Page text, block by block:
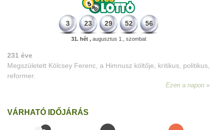
3 23 29 52 56
31. hét ,augusztus 1., szombat
VÁRHATÓ IDŐJÁRÁS